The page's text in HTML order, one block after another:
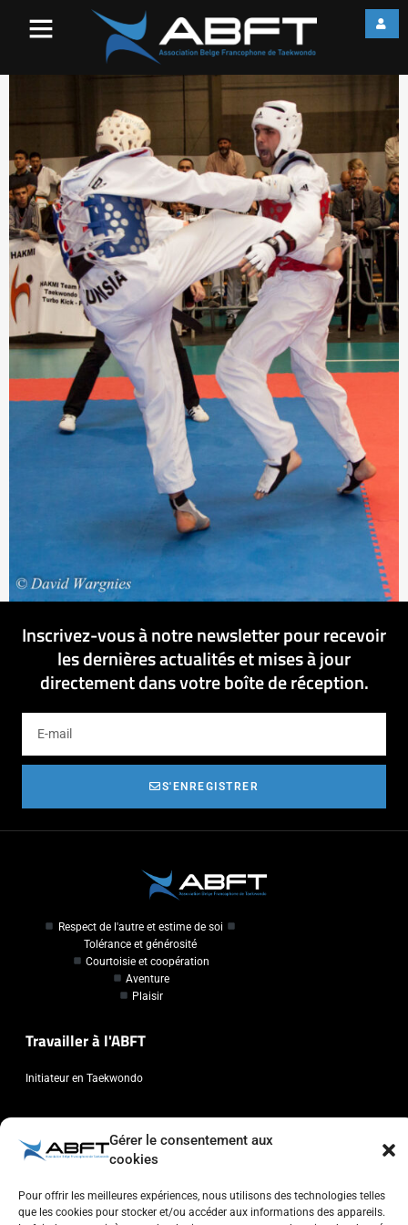
Gérer le consentement aux
cookies
Pour offrir les meilleures expériences, nous utilisons des technologies telles
que les cookies pour stocker et/ou accéder aux informations des appareils.
Inscrivez-vous à notre newsletter pour recevoir
les dernières actualités et mises à jour
directement dans votre boîte de réception.
S'ENREGISTRER
Respect de l'autre et estime de soi
Tolérance et générosité
Courtoisie et coopération
Aventure
Plaisir
Travailler à l'ABFT
Initiateur en Taekwondo
Contact
Association Belge Francophone de Taekwondo
info@abft.be